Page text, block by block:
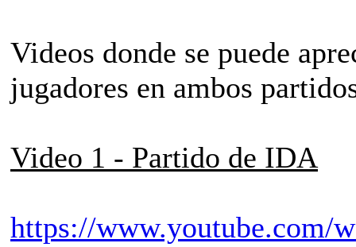
Videos donde se puede
jugadores en ambos
Video 1 - Partido de IDA
https://www.youtube.com/